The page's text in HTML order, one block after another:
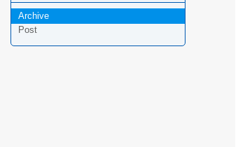
Archive
Post